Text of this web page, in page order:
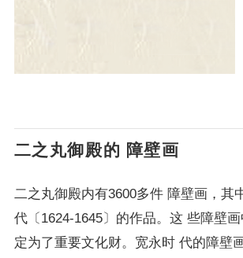
二之丸御殿的 障壁画
二之丸御殿内有3600多件 障壁画，其
代〔1624-1645〕的作品。这 些障壁
定为了重要文化财。宽永时 代的障壁